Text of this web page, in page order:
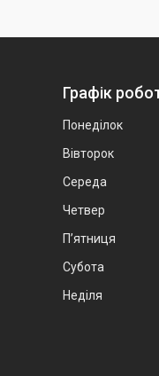
Графік
Понеділок
Вівторок
Середа
Четвер
Пʼятниця
Субота
Неділя